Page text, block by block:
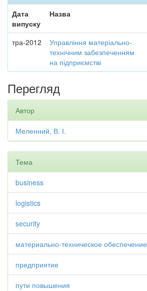
Дата
випуску
Назва
тра-2012
Управління матеріально-
технічним забезпеченням
на підприємстві
Перегляд
Автор
Меленний, В. І.
Тема
business
logistics
security
материально-техническое обеспечение
предприятие
пути повышения